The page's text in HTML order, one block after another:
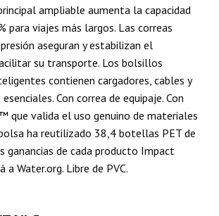
ampliable aumenta la capacidad
para viajes más largos. Las correas
aseguran y estabilizan el
su transporte. Los bolsillos
contienen cargadores, cables y
Con correa de equipaje. Con
que valida el uso genuino de materiales
ha reutilizado 38,4 botellas PET de
ganancias de cada producto Impact
a Water.org. Libre de PVC.